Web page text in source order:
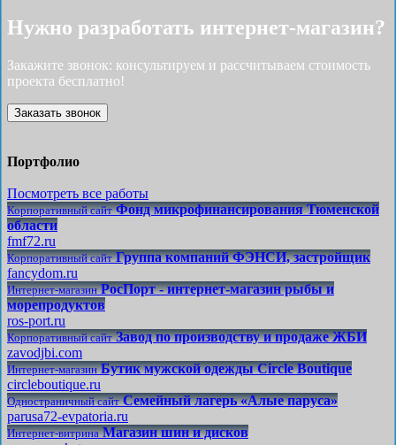
Нужно разработать интернет-магазин?
Закажите звонок: консультируем и рассчитываем стоимость
проекта бесплатно!
Заказать звонок
Портфолио
Посмотреть все работы
Корпоративный сайт Фонд микрофинансирования Тюменской
области
fmf72.ru
Корпоративный сайт Группа компаний ФЭНСИ, застройщик
fancydom.ru
Интернет-магазин РосПорт - интернет-магазин рыбы и
морепродуктов
ros-port.ru
Корпоративный сайт Завод по производству и продаже ЖБИ
zavodjbi.com
Интернет-магазин Бутик мужской одежды Circle Boutique
circleboutique.ru
Одностраничный сайт Семейный лагерь «Алые паруса»
parusa72-evpatoria.ru
Интернет-витрина Магазин шин и дисков